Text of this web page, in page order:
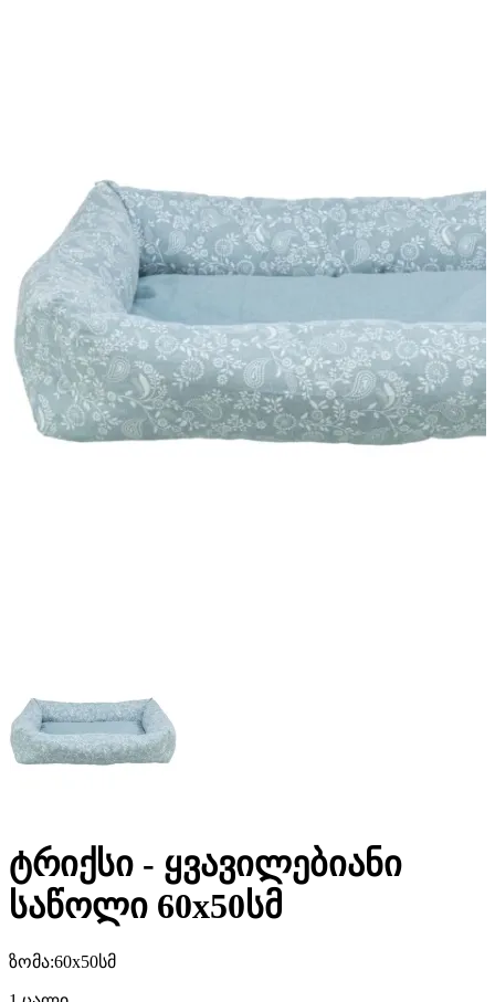
ტრიქსი - ყვავილებიანი
საწოლი 60x50სმ
ზომა:60x50სმ